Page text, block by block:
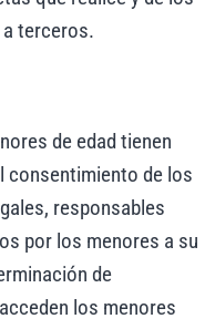
terceros.
de edad tienen
consentimiento de los
responsables
por los menores a su
de
los menores